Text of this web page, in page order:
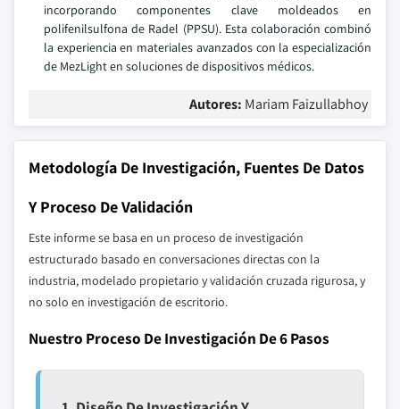
incorporando componentes clave moldeados en
polifenilsulfona de Radel (PPSU). Esta colaboración combinó
la experiencia en materiales avanzados con la especialización
de MezLight en soluciones de dispositivos médicos.
Autores: Mariam Faizullabhoy
Metodología De Investigación, Fuentes De Datos
Y Proceso De Validación
Este informe se basa en un proceso de investigación
estructurado basado en conversaciones directas con la
industria, modelado propietario y validación cruzada rigurosa, y
no solo en investigación de escritorio.
Nuestro Proceso De Investigación De 6 Pasos